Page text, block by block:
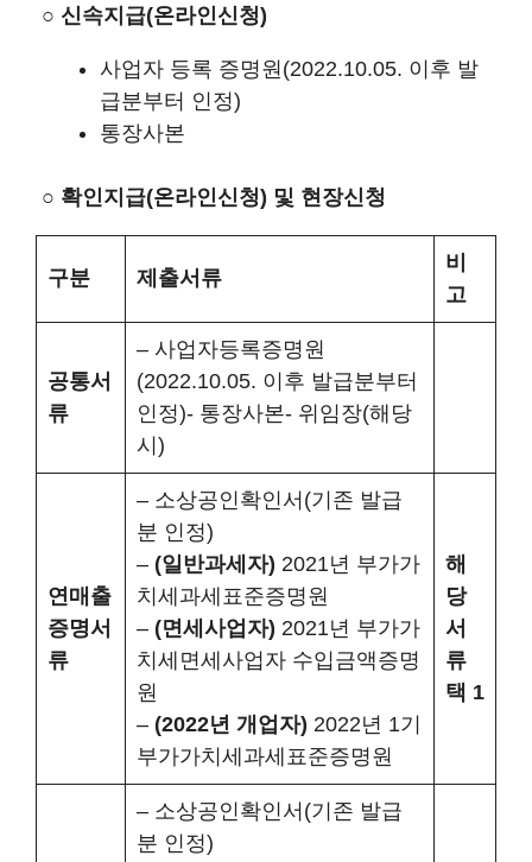
○ 신속지급(온라인신청)
사업자 등록 증명원(2022.10.05. 이후 발
급분부터 인정)
통장사본
○ 확인지급(온라인신청) 및 현장신청
구분 제출서류
비
고
공통서
류
– 사업자등록증명원
(2022.10.05. 이후 발급분부터
인정)- 통장사본- 위임장(해당
시)
연매출
증명서
류
– 소상공인확인서(기존 발급
분 인정)
– (일반과세자) 2021년 부가가
치세과세표준증명원
– (면세사업자) 2021년 부가가
치세면세사업자 수입금액증명
원
– (2022년 개업자) 2022년 1기
부가가치세과세표준증명원
해
당
서
류
택 1
– 소상공인확인서(기존 발급
분 인정)